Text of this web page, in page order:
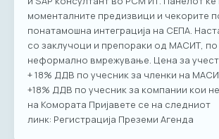
моменталните предизвици и чекорите
понатамошна интеграција на СЕПА.
со заклучоци и препораки од МАСИТ,
неформално вмрежување. Цена за
+ 18% ДДВ по учесник за членки на
+18% ДДВ по учесник за компании кои
на Комората Пријавете се на следниот
линк: Регистрација Преземи Агенда